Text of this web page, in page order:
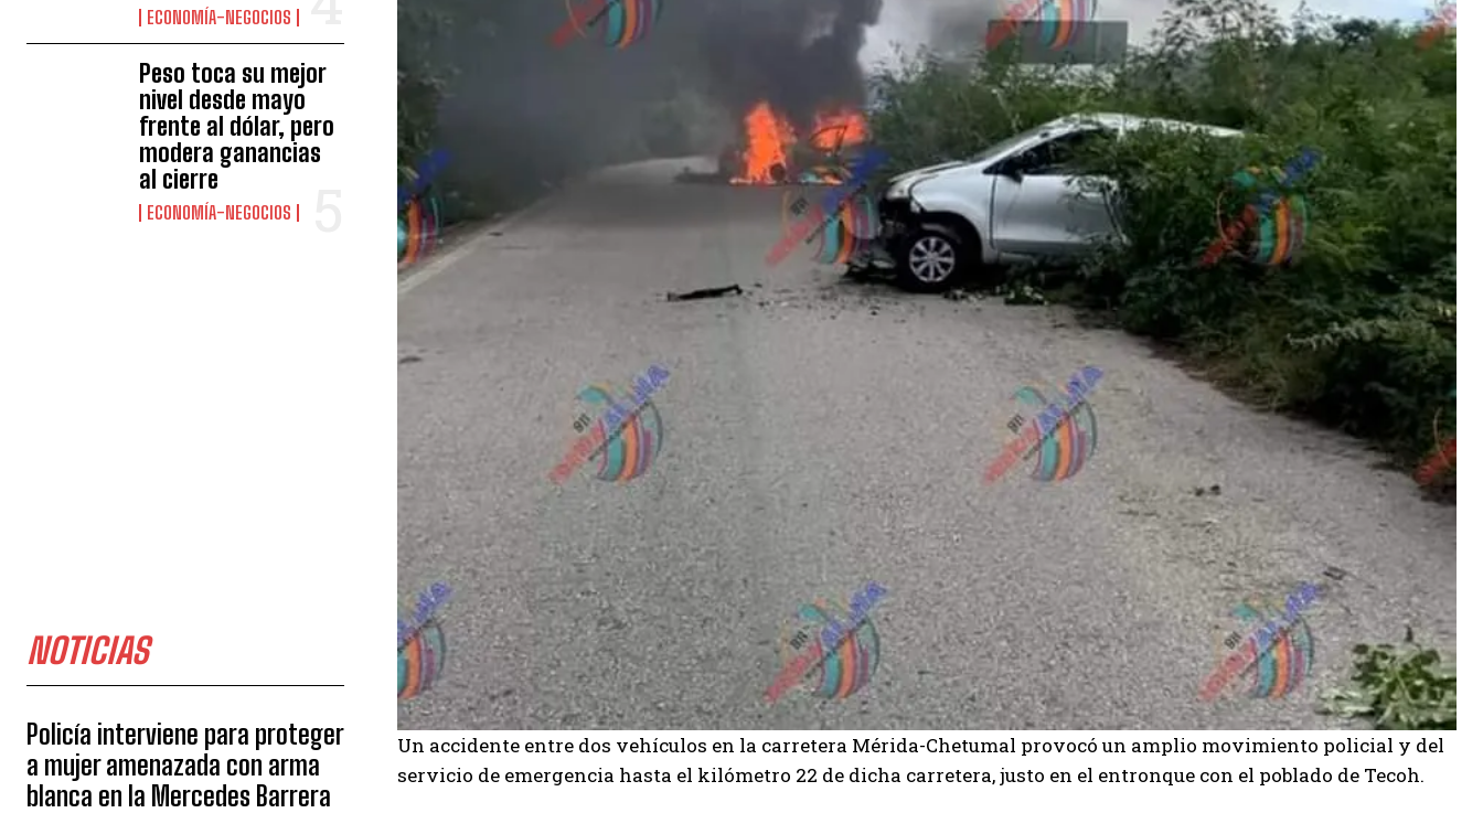
ECONOMÍA-NEGOCIOS
Peso toca su mejor
nivel desde mayo
frente al dólar, pero
modera ganancias
al cierre
ECONOMÍA-NEGOCIOS
NOTICIAS
Policía interviene para proteger
a mujer amenazada con arma
blanca en la Mercedes Barrera
Un accidente entre dos vehículos en la carretera Mérida-Chetumal provocó un amplio movimiento policial y del
servicio de emergencia hasta el kilómetro 22 de dicha carretera, justo en el entronque con el poblado de Tecoh.